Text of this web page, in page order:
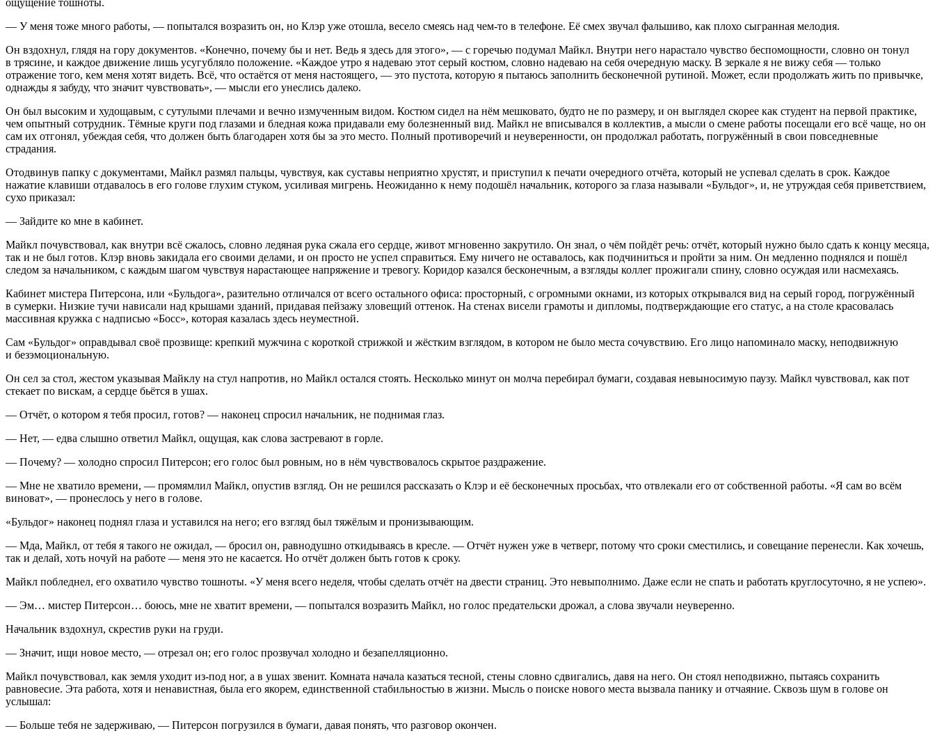
— У меня тоже много работы, — попытался возразить он, но Клэр уже отошла, весело смеясь над чем-то в телефоне. Её смех звучал фальшиво, как плохо сыгранная мелодия.
Он вздохнул, глядя на гору документов. «Конечно, почему бы и нет. Ведь я здесь для этого», — с горечью подумал Майкл. Внутри него нарастало чувство беспомощности, словно он тонул
в трясине, и каждое движение лишь усугубляло положение. «Каждое утро я надеваю этот серый костюм, словно надеваю на себя очередную маску. В зеркале я не вижу себя — только
отражение того, кем меня хотят видеть. Всё, что остаётся от меня настоящего, — это пустота, которую я пытаюсь заполнить бесконечной рутиной. Может, если продолжать жить по привычке,
однажды я забуду, что значит чувствовать», — мысли его унеслись далеко.
Он был высоким и худощавым, с сутулыми плечами и вечно измученным видом. Костюм сидел на нём мешковато, будто не по размеру, и он выглядел скорее как студент на первой практике,
чем опытный сотрудник. Тёмные круги под глазами и бледная кожа придавали ему болезненный вид. Майкл не вписывался в коллектив, а мысли о смене работы посещали его всё чаще, но он
сам их отгонял, убеждая себя, что должен быть благодарен хотя бы за это место. Полный противоречий и неуверенности, он продолжал работать, погружённый в свои повседневные
страдания.
Отодвинув папку с документами, Майкл размял пальцы, чувствуя, как суставы неприятно хрустят, и приступил к печати очередного отчёта, который не успевал сделать в срок. Каждое
нажатие клавиши отдавалось в его голове глухим стуком, усиливая мигрень. Неожиданно к нему подошёл начальник, которого за глаза называли «Бульдог», и, не утруждая себя приветствием,
сухо приказал:
— Зайдите ко мне в кабинет.
Майкл почувствовал, как внутри всё сжалось, словно ледяная рука сжала его сердце, живот мгновенно закрутило. Он знал, о чём пойдёт речь: отчёт, который нужно было сдать к концу месяца,
так и не был готов. Клэр вновь закидала его своими делами, и он просто не успел справиться. Ему ничего не оставалось, как подчиниться и пройти за ним. Он медленно поднялся и пошёл
следом за начальником, с каждым шагом чувствуя нарастающее напряжение и тревогу. Коридор казался бесконечным, а взгляды коллег прожигали спину, словно осуждая или насмехаясь.
Кабинет мистера Питерсона, или «Бульдога», разительно отличался от всего остального офиса: просторный, с огромными окнами, из которых открывался вид на серый город, погружённый
в сумерки. Низкие тучи нависали над крышами зданий, придавая пейзажу зловещий оттенок. На стенах висели грамоты и дипломы, подтверждающие его статус, а на столе красовалась
массивная кружка с надписью «Босс», которая казалась здесь неуместной.
Сам «Бульдог» оправдывал своё прозвище: крепкий мужчина с короткой стрижкой и жёстким взглядом, в котором не было места сочувствию. Его лицо напоминало маску, неподвижную
и безэмоциональную.
Он сел за стол, жестом указывая Майклу на стул напротив, но Майкл остался стоять. Несколько минут он молча перебирал бумаги, создавая невыносимую паузу. Майкл чувствовал, как пот
стекает по вискам, а сердце бьётся в ушах.
— Отчёт, о котором я тебя просил, готов? — наконец спросил начальник, не поднимая глаз.
— Нет, — едва слышно ответил Майкл, ощущая, как слова застревают в горле.
— Почему? — холодно спросил Питерсон; его голос был ровным, но в нём чувствовалось скрытое раздражение.
— Мне не хватило времени, — промямлил Майкл, опустив взгляд. Он не решился рассказать о Клэр и её бесконечных просьбах, что отвлекали его от собственной работы. «Я сам во всём
виноват», — пронеслось у него в голове.
«Бульдог» наконец поднял глаза и уставился на него; его взгляд был тяжёлым и пронизывающим.
— Мда, Майкл, от тебя я такого не ожидал, — бросил он, равнодушно откидываясь в кресле. — Отчёт нужен уже в четверг, потому что сроки сместились, и совещание перенесли. Как хочешь,
так и делай, хоть ночуй на работе — меня это не касается. Но отчёт должен быть готов к сроку.
Майкл побледнел, его охватило чувство тошноты. «У меня всего неделя, чтобы сделать отчёт на двести страниц. Это невыполнимо. Даже если не спать и работать круглосуточно, я не успею».
— Эм… мистер Питерсон… боюсь, мне не хватит времени, — попытался возразить Майкл, но голос предательски дрожал, а слова звучали неуверенно.
Начальник вздохнул, скрестив руки на груди.
— Значит, ищи новое место, — отрезал он; его голос прозвучал холодно и безапелляционно.
Майкл почувствовал, как земля уходит из-под ног, а в ушах звенит. Комната начала казаться тесной, стены словно сдвигались, давя на него. Он стоял неподвижно, пытаясь сохранить
равновесие. Эта работа, хотя и ненавистная, была его якорем, единственной стабильностью в жизни. Мысль о поиске нового места вызвала панику и отчаяние. Сквозь шум в голове он
услышал:
— Больше тебя не задерживаю, — Питерсон погрузился в бумаги, давая понять, что разговор окончен.